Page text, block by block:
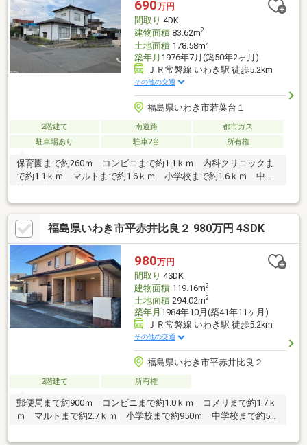
690万円
間取り 4DK
建物面積83.62m2
土地面積178.58m2
築年月 1976年7月(築50年2ヶ月)
ＪＲ常磐線 いわき駅 徒歩5.2km
その他の交通
福島県いわき市若葉台１
2階建て 南道路
都市ガス
駐車場あり
駐車2台 所有権
保育園まで約260ｍ コンビニまで約1.1ｋｍ 内科クリニックま
で約1.1ｋｍ マルトまで約1.6ｋｍ 小学校まで約1.6ｋｍ 中学
福島県いわき市平赤井比良２ 980万円 4SDK
980万円
間取り 4SDK
建物面積119.16m2
土地面積294.02m2
築年月 1984年10月(築41年11ヶ月)
ＪＲ常磐線 いわき駅 徒歩5.2km
その他の交通
福島県いわき市平赤井比良２
2階建て 所有権
郵便局まで約900ｍ コンビニまで約1.0ｋｍ コメリまで約1.7ｋ
ｍ マルトまで約2.7ｋｍ 小学校まで約950ｍ 中学校まで約500